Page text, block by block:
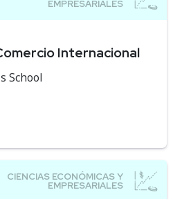
Internacional
School